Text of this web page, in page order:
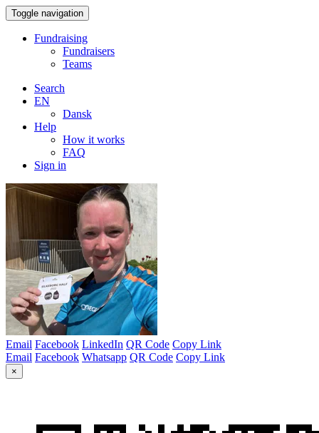
Toggle navigation
Fundraising
Fundraisers
Teams
Search
EN
Dansk
Help
How it works
FAQ
Sign in
Email Facebook LinkedIn QR Code Copy Link
Email Facebook Whatsapp QR Code Copy Link
×